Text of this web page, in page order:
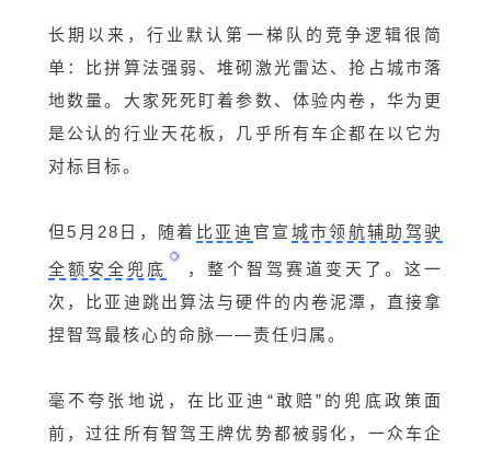
长期以来，行业默认第一梯队的竞争逻辑很简
单：比拼算法强弱、堆砌激光雷达、抢占城市落
地数量。大家死死盯着参数、体验内卷，华为更
是公认的行业天花板，几乎所有车企都在以它为
对标目标。
但5月28日，随着 比亚迪 官宣 城市领航辅助驾驶
全额安全兜底
，整个智驾赛道变天了。这一
次，比亚迪跳出算法与硬件的内卷泥潭，直接拿
捏智驾最核心的命脉——责任归属。
毫不夸张地说，在比亚迪“敢赔”的兜底政策面
前，过往所有智驾王牌优势都被弱化，一众车企